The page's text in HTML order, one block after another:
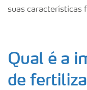
suas características
Qual é a
de